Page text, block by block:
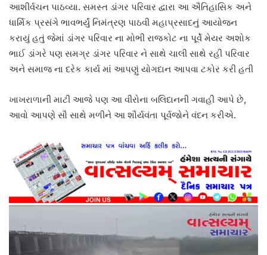
આશીર્વચન પાઠવ્યા. સમસ્ત ડાંગર પરિવાર દ્વારા આ ઐતિહાસિક અને
ધાર્મિક પ્રસંગે ભાવભર્યું નિમંત્રણ પાઠવી મહાપ્રસાદનું આયોજન
કરાયું હતું જેમાં ડાંગર પરિવાર ના મોભી રાજકોટ ના પૂર્વે મેયર અશોક
ભાઈ ડાંગરે પણ સમગ્ર ડાંગર પરિવાર ને સાથે ચાલી સાથે રહી પરિવાર
અને સમાજ ના દરેક કાર્ય માં આપણું યોગદાન આપવા ટકોર કરી હતી
ખાખરાળાની માટી આજે પણ આ વીરોના બલિદાનની ગવાહી આપે છે,
આવો આપણે સૌ સાથે મળીને આ શૌર્યવંતા પૂર્વજોને વંદન કરીએ.